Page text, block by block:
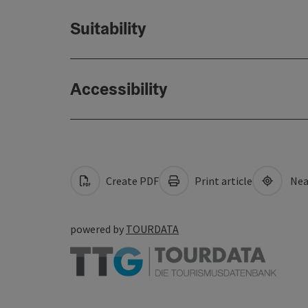
Suitability
Accessibility
Create PDF Print article
powered by TOURDATA